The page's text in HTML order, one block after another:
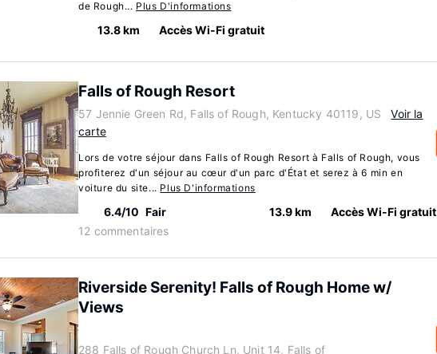
de Rough... Plus D'informations
13.8 km Accès Wi-Fi gratuit
Falls of Rough Resort
57 Jennie Green Rd, Falls of Rough, Kentucky 40119, US
Voir la
carte
Lors de votre séjour dans Falls of Rough Resort à Falls of Rough, vous
profiterez d'un séjour au cœur d'un parc d'État et serez à 6 min en
voiture du site... Plus D'informations
6.4/10 Fair
12 commentaires
13.9 km Accès Wi-Fi gratuit
Riverside Serenity! Falls of Rough Home w/
Views
288 Falls of Rough Church Ln, Unit 14, Falls of